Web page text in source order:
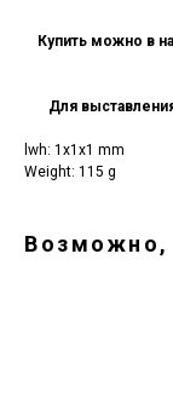
Купить можно в
Для
lwh: 1x1x1 mm
Weight: 115 g
Возможно,